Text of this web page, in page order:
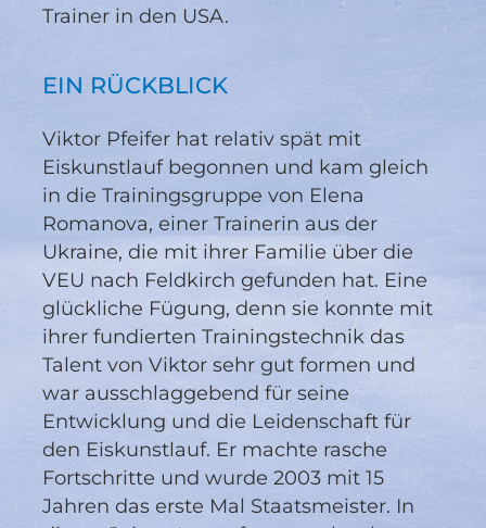
Trainer in den USA.
EIN RÜCKBLICK
Viktor Pfeifer hat relativ spät mit
Eiskunstlauf begonnen und kam gleich
in die Trainingsgruppe von Elena
Romanova, einer Trainerin aus der
Ukraine, die mit ihrer Familie über die
VEU nach Feldkirch gefunden hat. Eine
glückliche Fügung, denn sie konnte mit
ihrer fundierten Trainingstechnik das
Talent von Viktor sehr gut formen und
war ausschlaggebend für seine
Entwicklung und die Leidenschaft für
den Eiskunstlauf. Er machte rasche
Fortschritte und wurde 2003 mit 15
Jahren das erste Mal Staatsmeister. In